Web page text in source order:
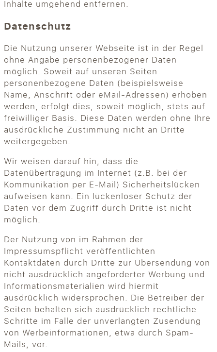
Inhalte umgehend entfernen.
Datenschutz
Die Nutzung unserer Webseite ist in der Regel
ohne Angabe personenbezogener Daten
möglich. Soweit auf unseren Seiten
personenbezogene Daten (beispielsweise
Name, Anschrift oder eMail-Adressen) erhoben
werden, erfolgt dies, soweit möglich, stets auf
freiwilliger Basis. Diese Daten werden ohne Ihre
ausdrückliche Zustimmung nicht an Dritte
weitergegeben.
Wir weisen darauf hin, dass die
Datenübertragung im Internet (z.B. bei der
Kommunikation per E-Mail) Sicherheitslücken
aufweisen kann. Ein lückenloser Schutz der
Daten vor dem Zugriff durch Dritte ist nicht
möglich.
Der Nutzung von im Rahmen der
Impressumspflicht veröffentlichten
Kontaktdaten durch Dritte zur Übersendung von
nicht ausdrücklich angeforderter Werbung und
Informationsmaterialien wird hiermit
ausdrücklich widersprochen. Die Betreiber der
Seiten behalten sich ausdrücklich rechtliche
Schritte im Falle der unverlangten Zusendung
von Werbeinformationen, etwa durch Spam-
Mails, vor.